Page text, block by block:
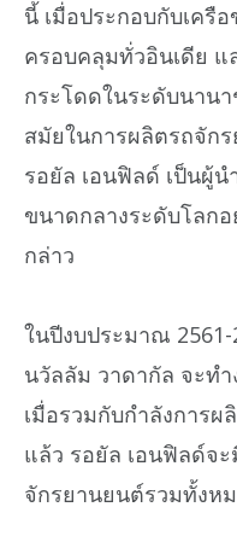
นี้ เมื่อประกอบกับเครื
ครอบคลุมทั่วอินเดีย แ
กระโดดในระดับนาน
สมัยในการผลิตรถจัก
รอยัล เอนฟิลด์ เป็นผู้
ขนาดกลางระดับโลก
กล่าว
ในปีงบประมาณ 2561-
นวัลลัม วาดากัล จะท
เมื่อรวมกับกำลังการผ
แล้ว รอยัล เอนฟิลด์จ
จักรยานยนต์รวมทั้งห